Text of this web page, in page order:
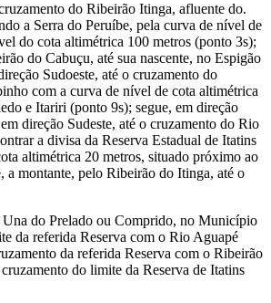
do Ribeirão Itinga, afluente do.
a Serra do Peruíbe, pela curva de nível de
do cota altimétrica 100 metros (ponto 3s);
do Cabuçu, até sua nascente, no Espigão
Sudoeste, até o cruzamento do
com a curva de nível de cota altimétrica
e Itariri (ponto 9s); segue, em direção
direção Sudeste, até o cruzamento do Rio
a divisa da Reserva Estadual de Itatins
altimétrica 20 metros, situado próximo ao
a montante, pelo Ribeirão do Itinga, até o
do Prelado ou Comprido, no Município
da referida Reserva com o Rio Aguapé
da referida Reserva com o Ribeirão
do limite da Reserva de Itatins